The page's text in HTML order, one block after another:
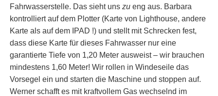
Fahrwasserstelle. Das sieht uns zu eng aus. Barbara
kontrolliert auf dem Plotter (Karte von Lighthouse, andere
Karte als auf dem IPAD !) und stellt mit Schrecken fest,
dass diese Karte für dieses Fahrwasser nur eine
garantierte Tiefe von 1,20 Meter ausweist – wir brauchen
mindestens 1,60 Meter! Wir rollen in Windeseile das
Vorsegel ein und starten die Maschine und stoppen auf.
Werner schafft es mit kraftvollem Gas wechselnd im